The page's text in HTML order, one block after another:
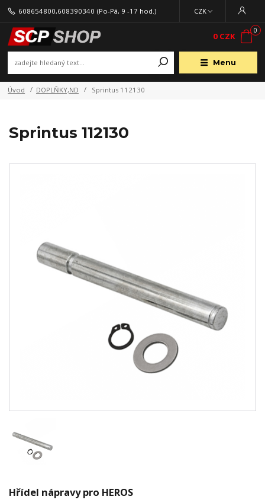
Menu
CZK
608654800,608390340 (Po-Pá, 9 -17 hod.)
0
0 CZK
Úvod DOPLŇKY,ND Sprintus 112130
Sprintus 112130
Hřídel nápravy pro HEROS